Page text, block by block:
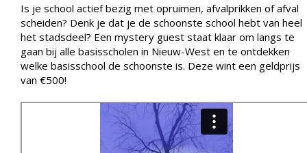
Is je school actief bezig met opruimen, afvalprikken of afval
scheiden? Denk je dat je de schoonste school hebt van heel
het stadsdeel? Een mystery guest staat klaar om langs te
gaan bij alle basisscholen in Nieuw-West en te ontdekken
welke basisschool de schoonste is. Deze wint een geldprijs
van €500!